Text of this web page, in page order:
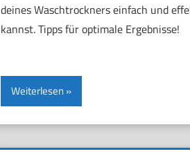
deines Waschtrockners einfach und
kannst. Tipps für optimale Ergebnisse!
Weiterlesen